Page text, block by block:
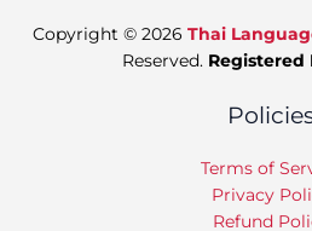
Copyright © 2026 Thai
Reserved. Registered
Terms of
Privacy
Refund